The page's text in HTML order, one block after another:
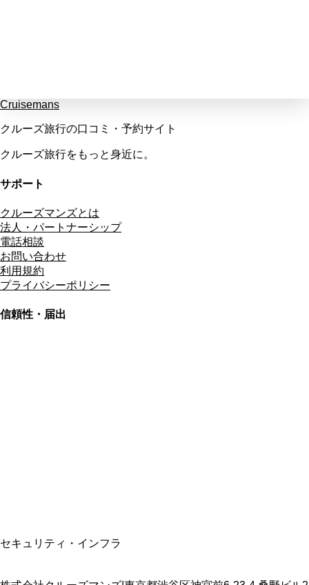
Cruisemans
クルーズ旅行の口コミ・予約サイト
クルーズ旅行をもっと身近に。
サポート
クルーズマンズとは
法人・パートナーシップ
電話相談
お問い合わせ
利用規約
プライバシーポリシー
信頼性・届出
セキュリティ・インフラ